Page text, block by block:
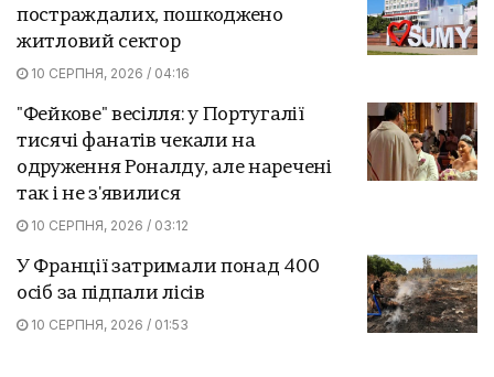
постраждалих, пошкоджено
житловий сектор
10 СЕРПНЯ, 2026 / 04:16
"Фейкове" весілля: у Португалії
тисячі фанатів чекали на
одруження Роналду, але наречені
так і не з'явилися
10 СЕРПНЯ, 2026 / 03:12
У Франції затримали понад 400
осіб за підпали лісів
10 СЕРПНЯ, 2026 / 01:53